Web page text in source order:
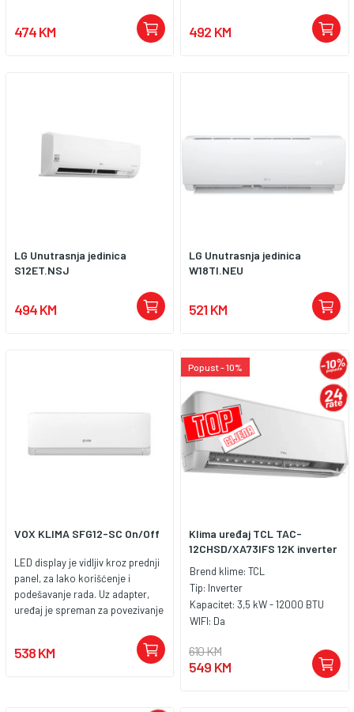
474 KM 492 KM
LG Unutrasnja jedinica
S12ET.NSJ
494 KM
LG Unutrasnja jedinica
W18TI.NEU
521 KM
VOX KLIMA SFG12-SC On/Off
LED display je vidljiv kroz prednji
panel, za lako korišćenje i
podešavanje rada. Uz adapter,
uređaj je spreman za povezivanje
smanjivanje vlažnosti vazduha,
538 KM
Popust - 10%
Klima uređaj TCL TAC-
12CHSD/XA73IFS 12K inverter
Brend klime: TCL
Tip: Inverter
Kapacitet: 3,5 kW - 12000 BTU
WIFI: Da
610 KM
549 KM